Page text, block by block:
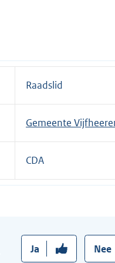
Raadslid
Gemeente
CDA
Ja Nee